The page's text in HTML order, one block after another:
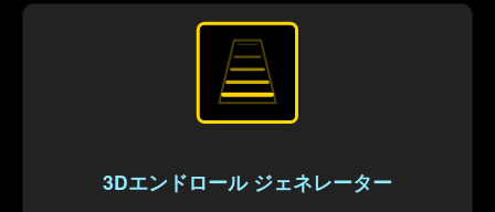
3Dエンドロール ジェネレーター